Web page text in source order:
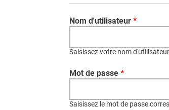
Nom d'utilisateur *
Saisissez votre nom
Mot de passe *
Saisissez le mot de passe